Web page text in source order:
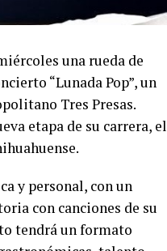
una rueda de
“Lunada Pop”, un
Tres Presas.
etapa de su carrera, el
y personal, con un
con canciones de su
tendrá un formato